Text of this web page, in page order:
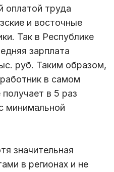
оплатой труда
и восточные
Так в Республике
зарплата
руб. Таким образом,
в самом
в 5 раз
минимальной
значительная
в регионах и не